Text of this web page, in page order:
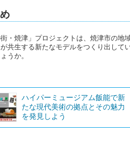
街・焼津」プロジェクトは、焼津市の
共生する新たなモデルをつくり出して
うか。
ハイパーミュージアム飯能で新
たな現代美術の拠点とその魅力
を発見しよう